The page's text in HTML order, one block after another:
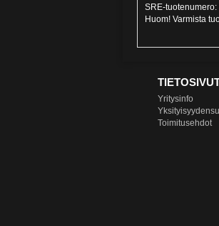
SRE-
Huom! Varmista
Yritysinfo
Toimitusehdot